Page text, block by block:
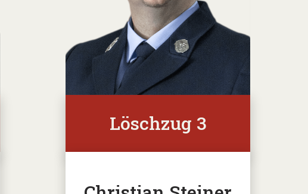
Löschzug 3